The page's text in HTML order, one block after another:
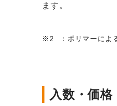
ます。
：ポリマーに
入数・価格